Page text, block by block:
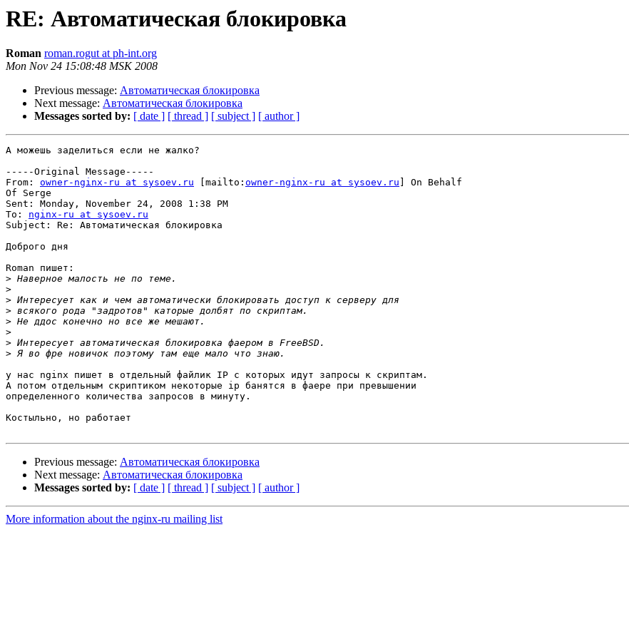
RE: Автоматическая блокировка
Roman roman.rogut at ph-int.org
Mon Nov 24 15:08:48 MSK 2008
Previous message: Автоматическая блокировка
Next message: Автоматическая блокировка
Messages sorted by: [ date ] [ thread ] [ subject ] [ author ]
А можешь заделиться если не жалко?
-----Original Message-----
From: owner-nginx-ru at sysoev.ru [mailto: owner-nginx-ru at sysoev.ru ] On Behalf
Of Serge
Sent: Monday, November 24, 2008 1:38 PM
To: nginx-ru at sysoev.ru
Subject: Re: Автоматическая блокировка
Доброго дня
Roman пишет:
>
>
>
>
>
>
>
>
у нас nginx пишет в отдельный файлик IP с которых идут запросы к скриптам.
А потом отдельным скриптиком некоторые ip банятся в фаере при превышении
определенного количества запросов в минуту.
Костыльно, но работает
Previous message: Автоматическая блокировка
Next message: Автоматическая блокировка
Messages sorted by: [ date ] [ thread ] [ subject ] [ author ]
More information about the nginx-ru mailing list